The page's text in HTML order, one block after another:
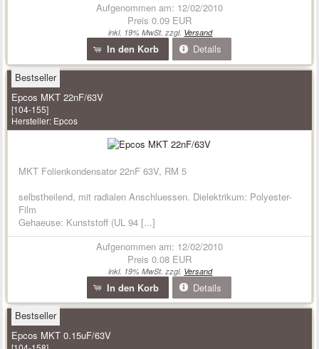
Aufgenommen am: 12/02/2010
Preis 0.09 EUR
inkl. 19% MwSt. zzgl. Versand
In den Korb Details
Bestseller
Epcos MKT 22nF/63V
[104-155]
Hersteller: Epcos
MKT Folienkondensator 22nF 63V, RM 5
selbstheilend, mit radialen Anschluessen. Dielektrikum: Polyester-
Film
Gehaeuse: Kunststoff (UL 94 [...]
Aufgenommen am: 12/02/2010
Preis 0.08 EUR
inkl. 19% MwSt. zzgl. Versand
In den Korb Details
Bestseller
Epcos MKT 0.15uF/63V